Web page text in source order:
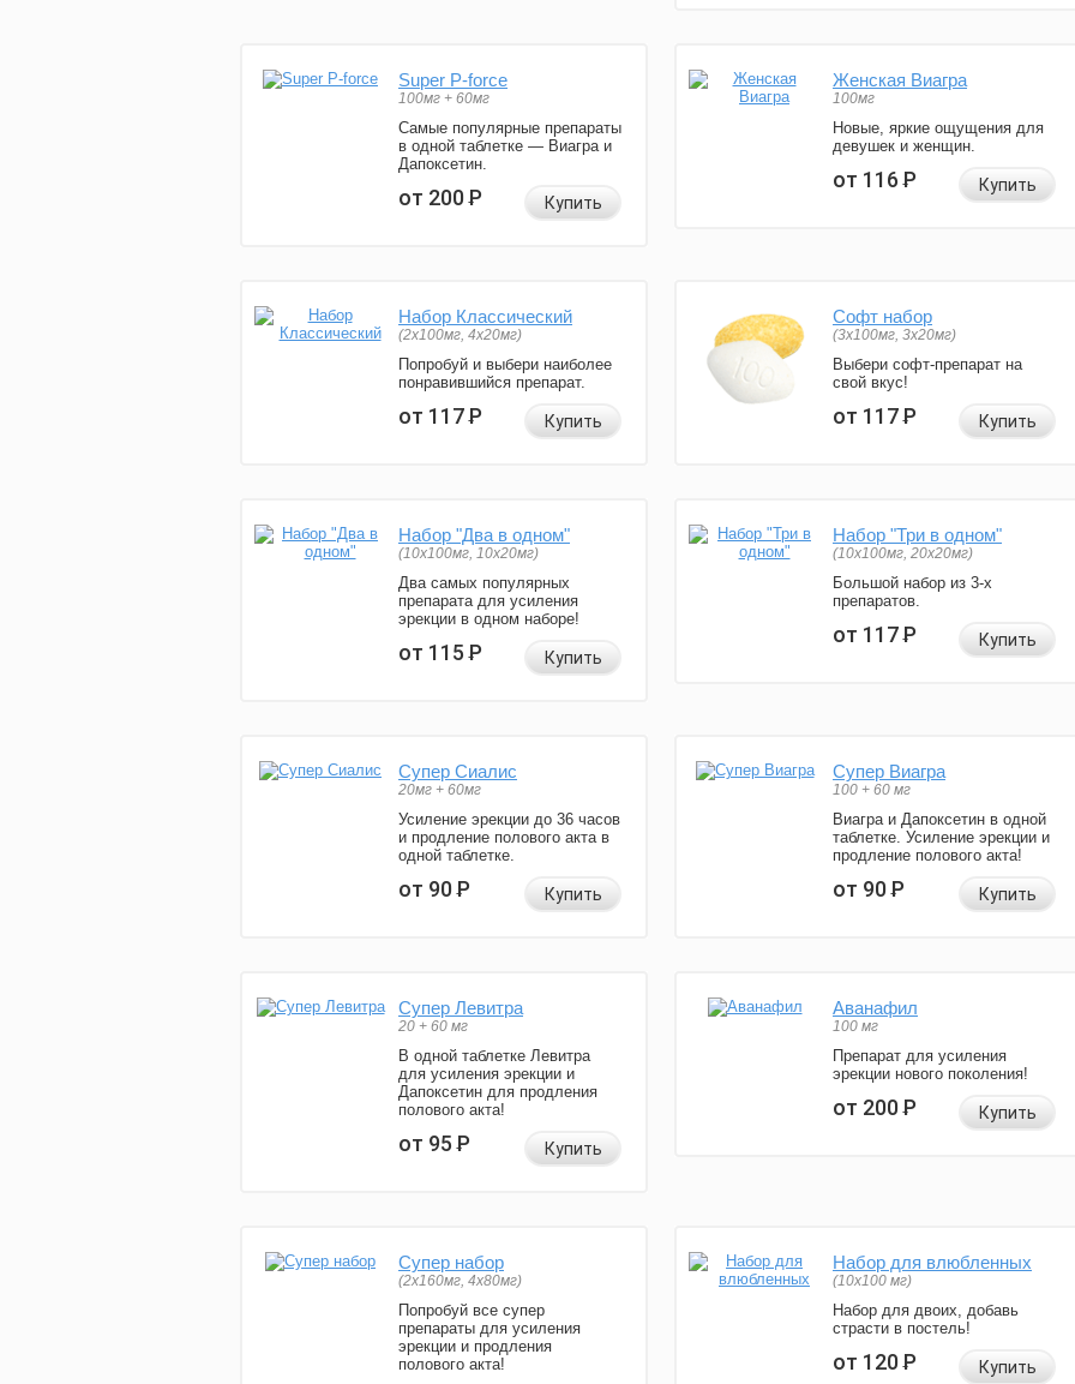
Super P-force
100мг + 60мг
Самые популярные препараты
в одной таблетке — Виагра и
Дапоксетин.
от 200Р Купить
Женская Виагра
100мг
Новые, яркие ощущения для
девушек и женщин.
от 116Р Купить
Набор Классический
(2x100мг, 4x20мг)
Попробуй и выбери наиболее
понравившийся препарат.
от 117Р Купить
Софт набор
(3x100мг, 3x20мг)
Выбери софт-препарат на
свой вкус!
от 117Р Купить
Набор "Два в одном"
(10x100мг, 10x20мг)
Два самых популярных
препарата для усиления
эрекции в одном наборе!
от 115Р Купить
Набор "Три в одном"
(10x100мг, 20x20мг)
Большой набор из 3-х
препаратов.
от 117Р Купить
Супер Сиалис
20мг + 60мг
Усиление эрекции до 36 часов
и продление полового акта в
одной таблетке.
от 90Р Купить
Супер Виагра
100 + 60 мг
Виагра и Дапоксетин в одной
таблетке. Усиление эрекции и
продление полового акта!
от 90Р Купить
Супер Левитра
20 + 60 мг
В одной таблетке Левитра
для усиления эрекции и
Дапоксетин для продления
полового акта!
от 95Р Купить
Аванафил
100 мг
Препарат для усиления
эрекции нового поколения!
от 200Р Купить
Супер набор
(2х160мг, 4х80мг)
Попробуй все супер
препараты для усиления
эрекции и продления
полового акта!
Набор для влюбленных
(10х100 мг)
Набор для двоих, добавь
страсти в постель!
от 120Р Купить